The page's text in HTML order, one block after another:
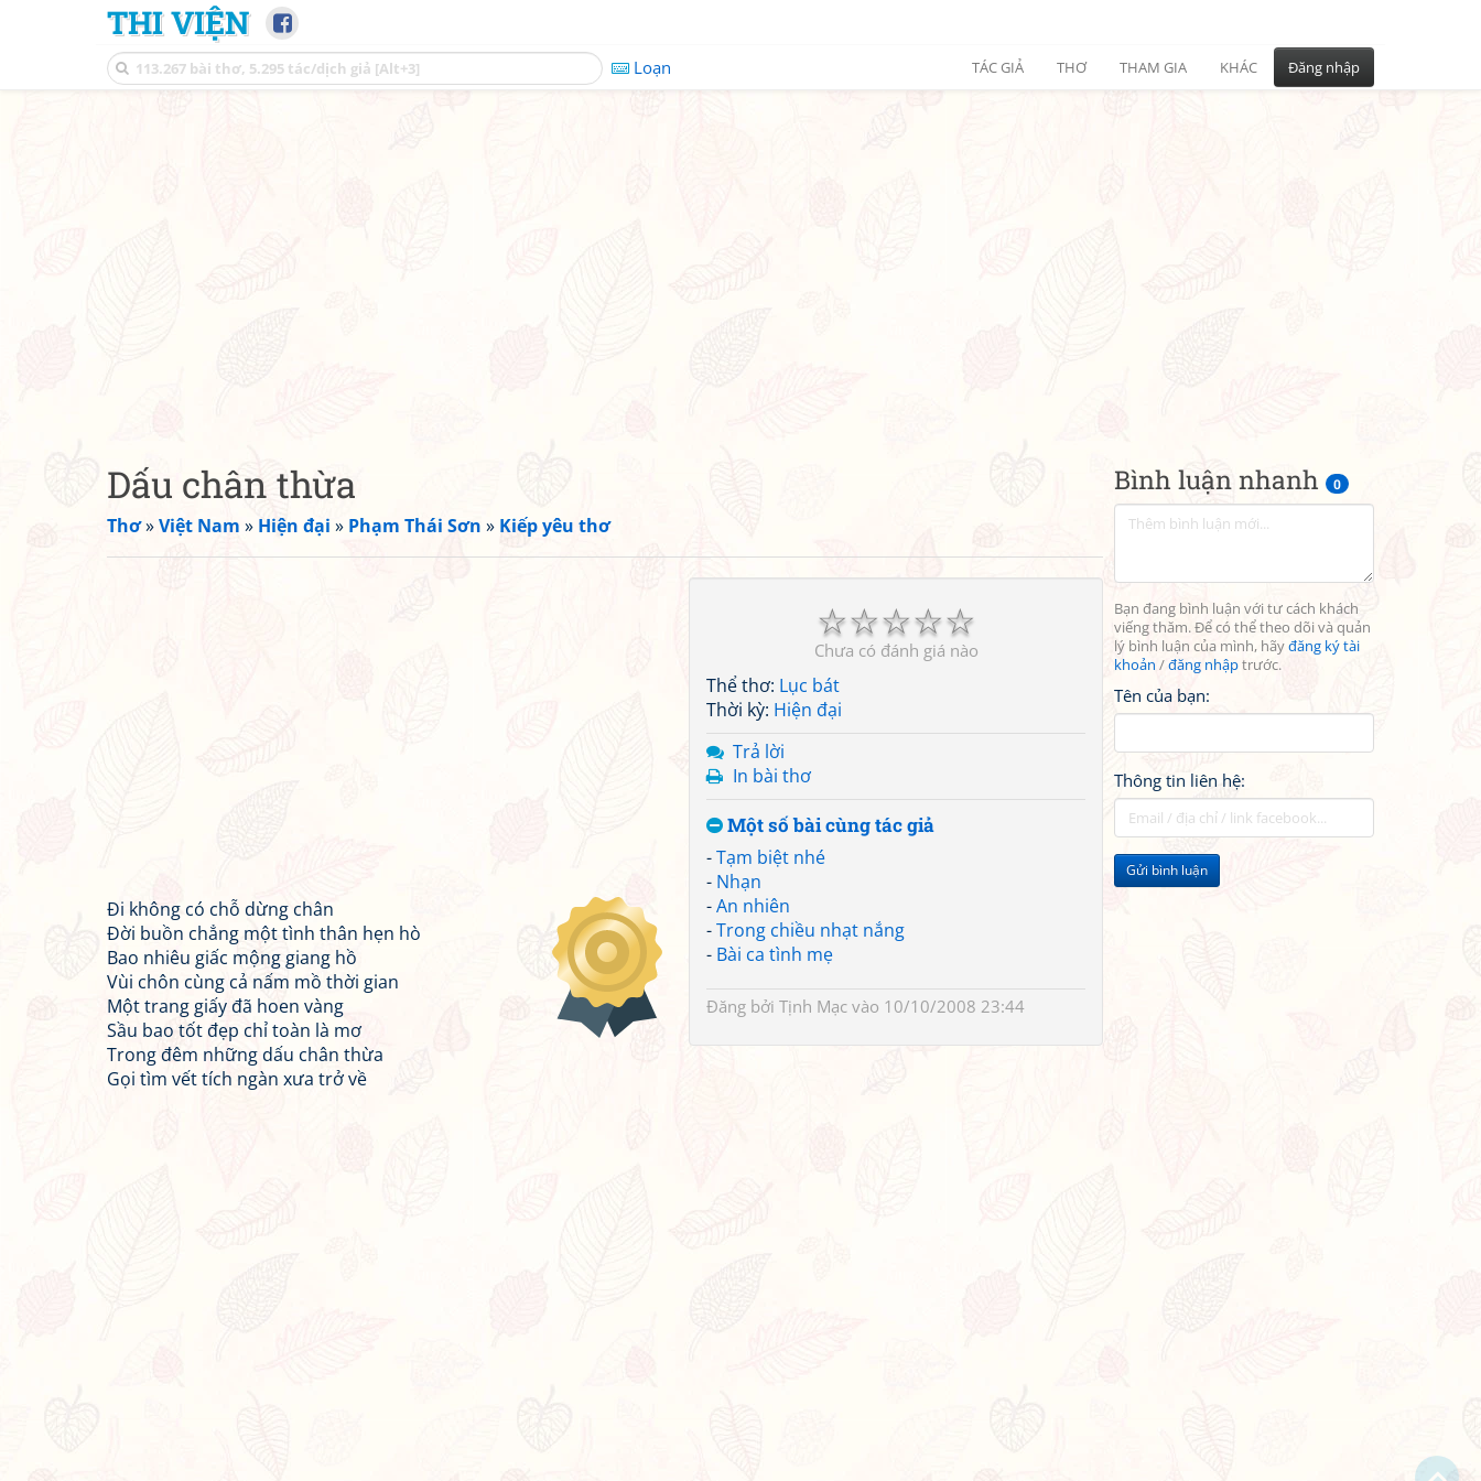
THI VIỆN
Loạn TÁC GIẢ THƠ THAM GIA KHÁC Đăng nhập
Bình luận nhanh 0
Bạn đang bình luận với tư cách khách
viếng thăm. Để có thể theo dõi và quản
lý bình luận của mình, hãyđăng ký tài
khoản /đăng nhậptrước.
Tên của bạn:
Thông tin liên hệ:
Gửi bình luận
Dấu chân thừa
Thơ»Việt Nam » Hiện đại » Phạm Thái Sơn » Kiếp yêu thơ
☆
☆
☆
☆
☆
Chưa có đánh giá nào
Thể thơ: Lục bát
Thời kỳ: Hiện đại
Trả lời
In bài thơ
Một số bài cùng tác giả
-Tạm biệt nhé
- Nhạn
-An nhiên
-Trong chiều nhạt nắng
- Bài ca tình mẹ
Đăng bởi Tịnh Mạc vào 10/10/2008 23:44
Đi không có chỗ dừng chân
Đời buồn chẳng một tình thân hẹn hò
Bao nhiêu giấc mộng giang hồ
Vùi chôn cùng cả nấm mồ thời gian
Một trang giấy đã hoen vàng
Sầu bao tốt đẹp chỉ toàn là mơ
Trong đêm những dấu chân thừa
Gọi tìm vết tích ngàn xưa trở về